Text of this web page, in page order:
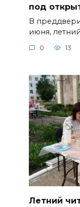
под
В
июня,
0 13
Летний